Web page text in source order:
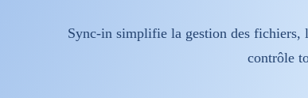
Sync-in simplifie la gestion des fichiers,
contrôle